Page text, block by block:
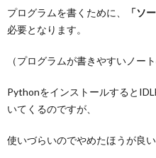
プログラムを書くために、 「ソ
必要となります。
（プログラムが書きやすいノー
Pythonをインストールすると
いてくるのですが、
使いづらいのでやめたほうが良い